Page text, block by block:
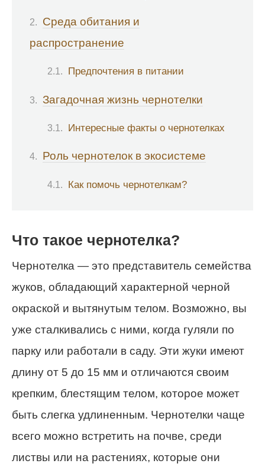
Среда обитания и
распространение
Предпочтения в питании
Загадочная жизнь чернотелки
Интересные факты о чернотелках
Роль чернотелок в экосистеме
Как помочь чернотелкам?
Что такое чернотелка?
Чернотелка — это представитель семейства
жуков, обладающий характерной черной
окраской и вытянутым телом. Возможно, вы
уже сталкивались с ними, когда гуляли по
парку или работали в саду. Эти жуки имеют
длину от 5 до 15 мм и отличаются своим
крепким, блестящим телом, которое может
быть слегка удлиненным. Чернотелки чаще
всего можно встретить на почве, среди
листвы или на растениях, которые они